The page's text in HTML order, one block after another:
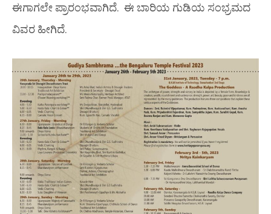
ಈಗಾಗಲೇ ಪ್ರಾರಂಭವಾಗಿದೆ. ಈ ಬಾರಿಯ ಗುಡಿಯ ಸಂಭ್ರಮದ
ವಿವರ ಹೀಗಿದೆ.